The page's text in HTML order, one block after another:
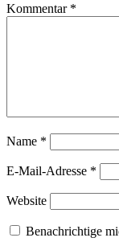
Kommentar *
Name *
E-Mail-Adresse *
Website
Benachrichtige